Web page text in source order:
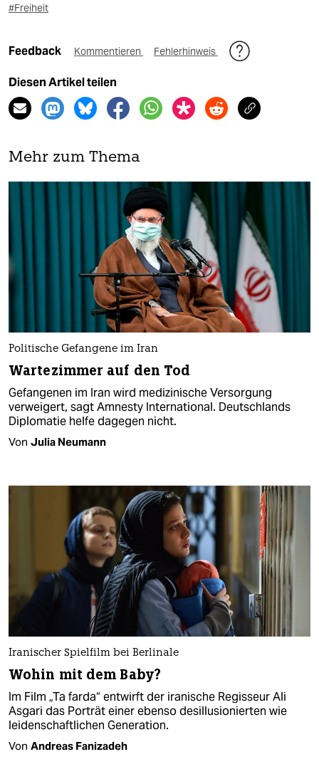
#Freiheit
Feedback Kommentieren Fehlerhinweis
Diesen Artikel teilen
Mehr zum Thema
Politische Gefangene im Iran
Wartezimmer auf den Tod
Gefangenen im Iran wird medizinische Versorgung
verweigert, sagt Amnesty International. Deutschlands
Diplomatie helfe dagegen nicht.
Von Julia Neumann
Iranischer Spielfilm bei Berlinale
Wohin mit dem Baby?
Im Film „Ta farda“ entwirft der iranische Regisseur Ali
Asgari das Porträt einer ebenso desillusionierten wie
leidenschaftlichen Generation.
Von Andreas Fanizadeh